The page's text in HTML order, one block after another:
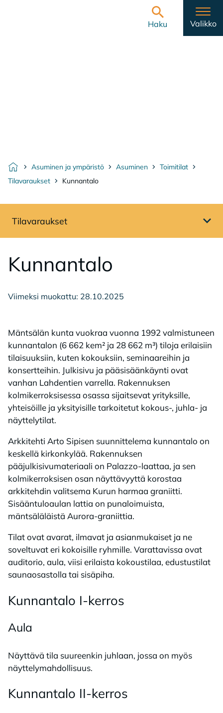
Haku
Valikko
Etusivu
Asuminen ja ympäristö Asuminen
Toimitilat
Tilavaraukset
Kunnantalo
Avaa sivuvalikko
Tilavaraukset
Kun­nan­ta­lo
Viimeksi muokattu: 28.10.2025
Mäntsälän kunta vuokraa vuonna 1992 valmistuneen
kunnantalon (6 662 kem² ja 28 662 m³) tiloja erilaisiin
tilaisuuksiin, kuten kokouksiin, seminaareihin ja
konsertteihin. Julkisivu ja pääsisäänkäynti ovat
vanhan Lahdentien varrella. Rakennuksen
kolmikerroksisessa osassa sijaitsevat yrityksille,
yhteisöille ja yksityisille tarkoitetut kokous-, juhla- ja
näyttelytilat.
Arkkitehti Arto Sipisen suunnittelema kunnantalo on
keskellä kirkonkylää. Rakennuksen
pääjulkisivumateriaali on Palazzo-laattaa, ja sen
kolmikerroksisen osan näyttävyyttä korostaa
arkkitehdin valitsema Kurun harmaa graniitti.
Sisääntuloaulan lattia on punaloimuista,
mäntsäläläistä Aurora-graniittia.
Tilat ovat avarat, ilmavat ja asianmukaiset ja ne
soveltuvat eri kokoisille ryhmille. Varattavissa ovat
auditorio, aula, viisi erilaista kokoustilaa, edustustilat
saunaosastolla tai sisäpiha.
Kun­nan­ta­lo I-ker­ros
Aula
Näyttävä tila suureenkin juhlaan, jossa on myös
näyttelymahdollisuus.
Kun­nan­ta­lo II-ker­ros